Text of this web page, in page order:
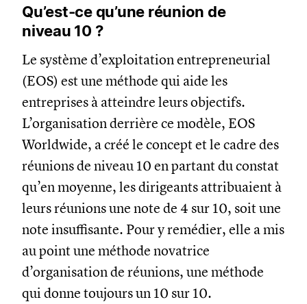
Qu’est-ce qu’une réunion de
niveau 10 ?
Le système d’exploitation entrepreneurial
(EOS) est une méthode qui aide les
entreprises à atteindre leurs objectifs.
L’organisation derrière ce modèle, EOS
Worldwide, a créé le concept et le cadre des
réunions de niveau 10 en partant du constat
qu’en moyenne, les dirigeants attribuaient à
leurs réunions une note de 4 sur 10, soit une
note insuffisante. Pour y remédier, elle a mis
au point une méthode novatrice
d’organisation de réunions, une méthode
qui donne toujours un 10 sur 10.